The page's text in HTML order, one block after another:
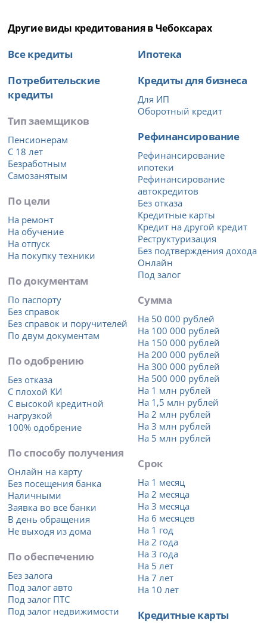
Другие виды кредитования в Чебоксарах
Все кредиты
Потребительские
кредиты
Тип заемщиков
Пенсионерам
С 18 лет
Безработным
Самозанятым
По цели
На ремонт
На обучение
На отпуск
На покупку техники
По документам
По паспорту
Без справок
Без справок и поручителей
По двум документам
По одобрению
Без отказа
С плохой КИ
С высокой кредитной
нагрузкой
100% одобрение
По способу получения
Онлайн на карту
Без посещения банка
Наличными
Заявка во все банки
В день обращения
Не выходя из дома
По обеспечению
Без залога
Под залог авто
Под залог ПТС
Под залог недвижимости
Ипотека
Кредиты для бизнеса
Для ИП
Оборотный кредит
Рефинансирование
Рефинансирование
ипотеки
Рефинансирование
автокредитов
Без отказа
Кредитные карты
Кредит на другой кредит
Реструктуризация
Без подтверждения дохода
Онлайн
Под залог
Сумма
На 50 000 рублей
На 100 000 рублей
На 150 000 рублей
На 200 000 рублей
На 300 000 рублей
На 500 000 рублей
На 1 млн рублей
На 1,5 млн рублей
На 2 млн рублей
На 3 млн рублей
На 5 млн рублей
Срок
На 1 месяц
На 2 месяца
На 3 месяца
На 6 месяцев
На 1 год
На 2 года
На 3 года
На 5 лет
На 7 лет
На 10 лет
Кредитные карты